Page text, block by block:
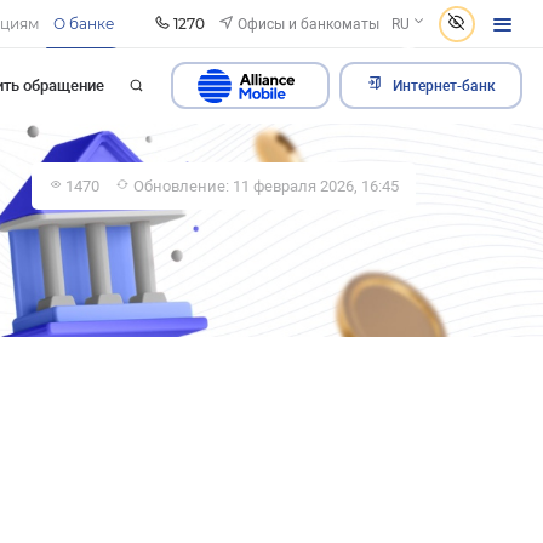
О банке 1270 Офисы и банкоматы RU
обращение Интернет-банк
1470 Обновление: 11 февраля 2026, 16:45